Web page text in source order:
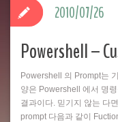
Powershell –
Powershell 의 Prompt는
양은 Powershell 에서 명
결과이다. 믿기지 않는 다
prompt 다음과 같이
2010/07/26